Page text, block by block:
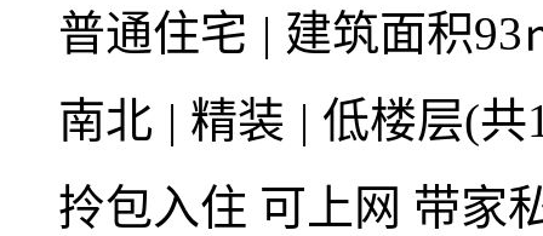
普通住宅 | 建筑面积
南北 | 精装 | 低楼层(
拎包入住 可上网 带家